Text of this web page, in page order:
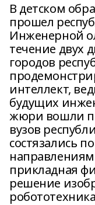
В детском
прошел
Инженерной
течение двух
городов
интеллект,
будущих
жюри вошли
вузов
состязались
прикладная
решение